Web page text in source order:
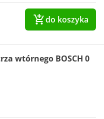
do koszyka
wtórnego BOSCH 0